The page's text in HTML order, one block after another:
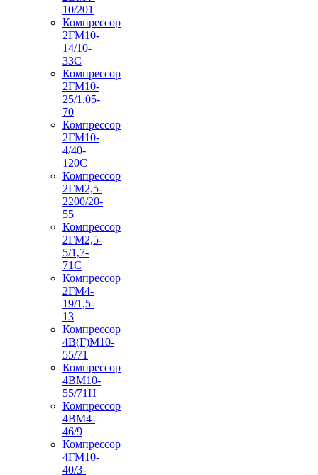
10/201
Компрессор
2ГМ10-
14/10-
33С
Компрессор
2ГМ10-
25/1,05-
70
Компрессор
2ГМ10-
4/40-
120С
Компрессор
2ГМ2,5-
2200/20-
55
Компрессор
2ГМ2,5-
5/1,7-
71С
Компрессор
2ГМ4-
19/1,5-
13
Компрессор
4В(Г)М10-
55/71
Компрессор
4ВМ10-
55/71Н
Компрессор
4ВМ4-
46/9
Компрессор
4ГМ10-
40/3-